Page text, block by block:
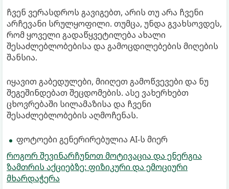
ჩვენ ვერასდროს გავიგებთ, არის თუ არა ჩვენი
არჩევანი სრულყოფილი. თუმცა, უნდა გვახსოვდეს,
რომ ყოველი გადაწყვეტილება ახალი
შესაძლებლობებისა და გამოცდილებების მიღების
შანსია.
იყავით გაბედულები, მიიღეთ გამოწვევები და ნუ
შეგეშინდებათ შეცდომების. ასე ვახერხებთ
ცხოვრებაში სილამაზისა და ჩვენი
შესაძლებლობების აღმოჩენას.
ფოტოები გენერირებულია AI-ს მიერ
როგორ შევინარჩუნოთ მოტივაცია და ენერგია
ზამთრის აქციებზე: ფიზიკური და ემოციური
მხარდაჭერა